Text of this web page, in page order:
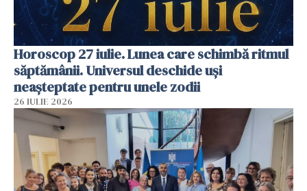
Horoscop 27 iulie. Lunea care schimbă ritmul
săptămânii. Universul deschide uși
neașteptate pentru unele zodii
26 IULIE 2026